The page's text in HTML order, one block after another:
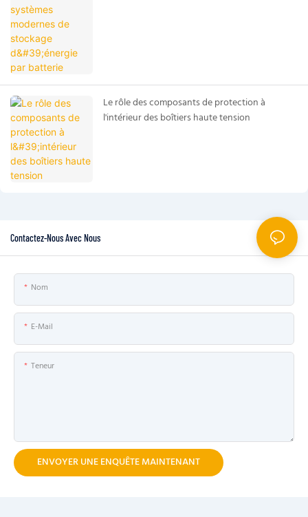
Le rôle des composants de protection à
l'intérieur des boîtiers haute tension
Contactez-Nous Avec Nous
Nom
E-Mail
Teneur
ENVOYER UNE ENQUÊTE MAINTENANT